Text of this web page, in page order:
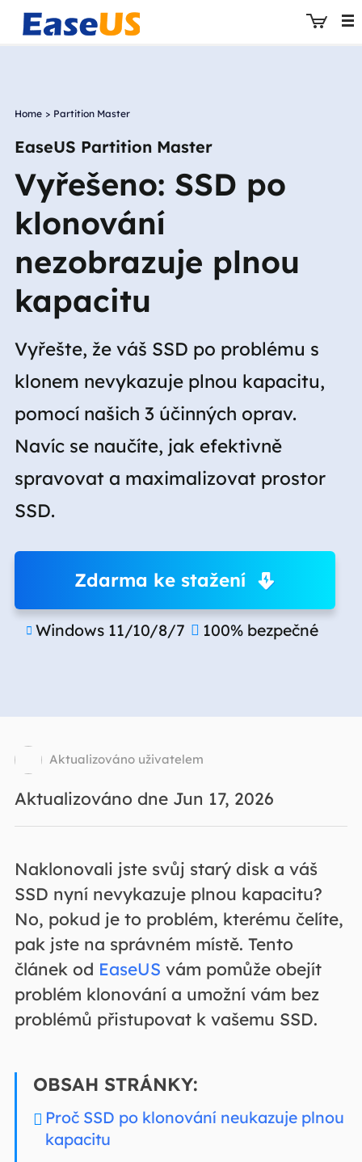
Home > Partition Master
EaseUS Partition Master
Vyřešeno: SSD po
klonování
nezobrazuje plnou
kapacitu
Vyřešte, že váš SSD po problému s
klonem nevykazuje plnou kapacitu,
pomocí našich 3 účinných oprav.
Navíc se naučíte, jak efektivně
spravovat a maximalizovat prostor
SSD.
Zdarma ke stažení
 Windows 11/10/8/7  100% bezpečné
Aktualizováno uživatelem
Aktualizováno dne Jun 17, 2026
Naklonovali jste svůj starý disk a váš
SSD nyní nevykazuje plnou kapacitu?
No, pokud je to problém, kterému čelíte,
pak jste na správném místě. Tento
článek od EaseUS vám pomůže obejít
problém klonování a umožní vám bez
problémů přistupovat k vašemu SSD.
OBSAH STRÁNKY:
Proč SSD po klonování neukazuje plnou
kapacitu